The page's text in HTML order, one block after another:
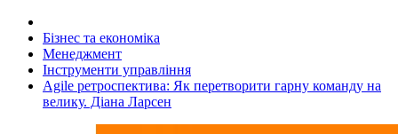
Бізнес та економіка
Менеджмент
Інструменти управління
Agile ретроспектива: Як перетворити гарну команду на
велику. Діана Ларсен